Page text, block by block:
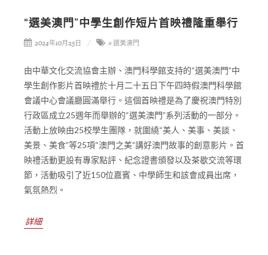
“選美澳門”中學生創作短片首映禮隆重舉行
2024年10月25日 # 選美澳門
由中華文化交流協會主辦、澳門科學館支持的“選美澳門”中
學生創作影片首映禮於十月二十五日下午四時假澳門科學館
會議中心會議廳圓滿舉行。這個首映禮是為了慶祝澳門特別
行政區成立25週年而舉辦的“選美澳門”系列活動的一部分。
活動上放映由25校學生團隊，就圍繞“美人、美事、美談、
美景、美食”等25項“澳門之美”講好澳門故事的創意影片。首
映禮活動更設有專家點評、紀念證書頒發以及茶歇交流等環
節，活動吸引了近150位嘉賓、中學師生和該會成員出席，
氣氛熱烈。
詳細